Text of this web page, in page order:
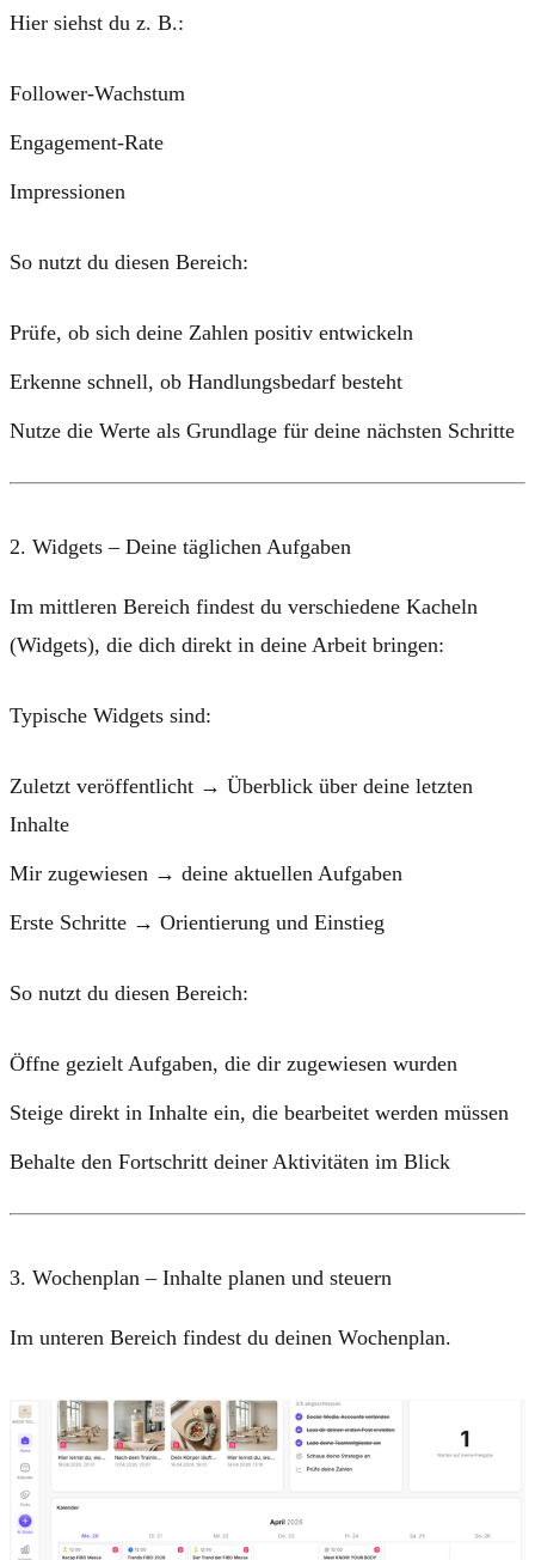
Hier siehst du z. B.:
Follower-Wachstum
Engagement-Rate
Impressionen
So nutzt du diesen Bereich:
Prüfe, ob sich deine Zahlen positiv entwickeln
Erkenne schnell, ob Handlungsbedarf besteht
Nutze die Werte als Grundlage für deine nächsten Schritte
2. Widgets – Deine täglichen Aufgaben
Im mittleren Bereich findest du verschiedene Kacheln
(Widgets), die dich direkt in deine Arbeit bringen:
Typische Widgets sind:
Zuletzt veröffentlicht → Überblick über deine letzten
Inhalte
Mir zugewiesen → deine aktuellen Aufgaben
Erste Schritte → Orientierung und Einstieg
So nutzt du diesen Bereich:
Öffne gezielt Aufgaben, die dir zugewiesen wurden
Steige direkt in Inhalte ein, die bearbeitet werden müssen
Behalte den Fortschritt deiner Aktivitäten im Blick
3. Wochenplan – Inhalte planen und steuern
Im unteren Bereich findest du deinen Wochenplan.